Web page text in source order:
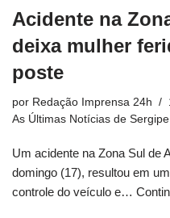
Acidente na
deixa mulher
poste
por Redação Imprensa 24h
As Últimas Notícias de Sergipe
Um acidente na Zona Sul de
domingo (17), resultou em
controle do veículo e…